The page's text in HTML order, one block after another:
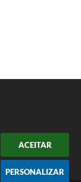
ACEITAR
PERSONALIZAR